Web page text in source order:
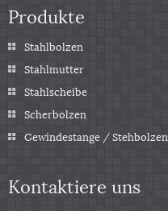
Produkte
Stahlbolzen
Stahlmutter
Stahlscheibe
Scherbolzen
Gewindestange / Stehbolzen
Kontaktiere uns